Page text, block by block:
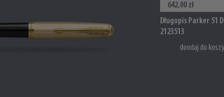
642,00 zł
Długopis Parker 51
2123513
doodaj do